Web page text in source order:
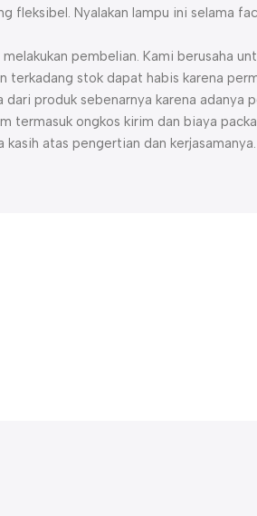
fleksibel. Nyalakan lampu ini selama
pembelian. Kami berusaha
terkadang stok dapat habis karena
produk sebenarnya karena adanya
termasuk ongkos kirim dan biaya
atas pengertian dan kerjasamanya.